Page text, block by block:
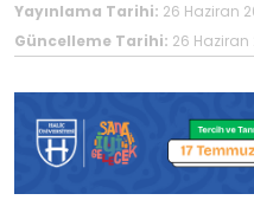
Yayınlama Tarihi: 26 Haziran
Güncelleme Tarihi: 26 Haziran